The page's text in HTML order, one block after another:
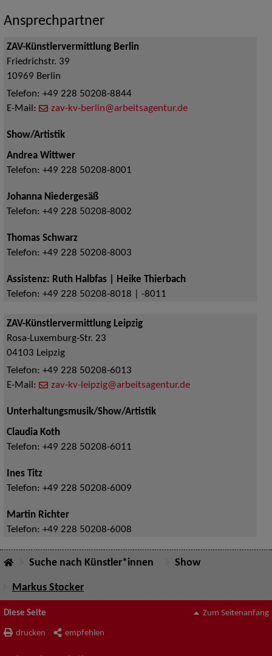
Ansprechpartner
ZAV-Künstlervermittlung Berlin
Friedrichstr. 39
10969 Berlin
Telefon: +49 228 50208-8844
E-Mail:
zav-kv-berlin@arbeitsagentur.de
Show/Artistik
Andrea Wittwer
Telefon: +49 228 50208-8001
Johanna Niedergesäß
Telefon: +49 228 50208-8002
Thomas Schwarz
Telefon: +49 228 50208-8003
Assistenz: Ruth Halbfas | Heike Thierbach
Telefon: +49 228 50208-8018 | -8011
ZAV-Künstlervermittlung Leipzig
Rosa-Luxemburg-Str. 23
04103 Leipzig
Telefon: +49 228 50208-6013
E-Mail:
zav-kv-leipzig@arbeitsagentur.de
Unterhaltungsmusik/Show/Artistik
Claudia Koth
Telefon: +49 228 50208-6011
Ines Titz
Telefon: +49 228 50208-6009
Martin Richter
Telefon: +49 228 50208-6008
Suche nach Künstler*innen Show
Markus Stocker
Diese Seite
drucken empfehlen
Zum Seitenanfang